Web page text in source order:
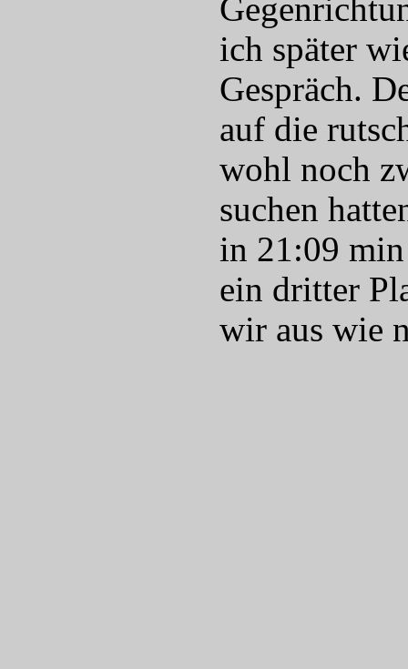
ich später
Gespräch.
auf die
wohl noch
suchen
in 21:09
ein dritter
wir aus wie